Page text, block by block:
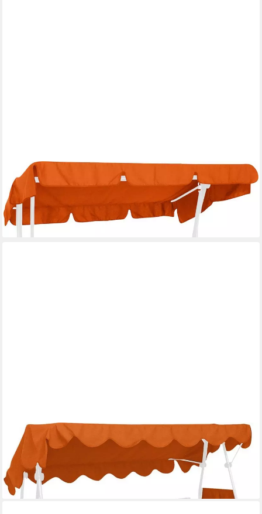
ANGERER FREIZEITMÖBEL
Hollywoodschaukelersatzdach, (OTTOs Choice), (B/T): ca.
210x145 cm
ab 73,48 €
lieferbar in 6 Wochen
ANGERER FREIZEITMÖBEL GMBH
Hollywoodschaukelersatzdach Ersatz Sonnendach terrakotta inkl.
2 Seitenteile, (1 Stück), für Dachgestänge von ca. 200 x 120 cm
59,00 €
lieferbar in 2 Wochen